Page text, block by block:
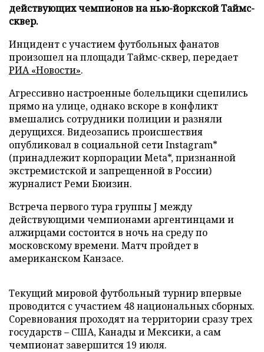
действующих чемпионов на нью-йоркской Таймс-
сквер.
Инцидент с участием футбольных фанатов
произошел на площади Таймс-сквер, передает
РИА «Новости».
Агрессивно настроенные болельщики сцепились
прямо на улице, однако вскоре в конфликт
вмешались сотрудники полиции и разняли
дерущихся. Видеозапись происшествия
опубликовал в социальной сети Instagram*
(принадлежит корпорации Meta*, признанной
экстремистской и запрещенной в России)
журналист Реми Бюизин.
Встреча первого тура группы J между
действующими чемпионами аргентинцами и
алжирцами состоится в ночь на среду по
московскому времени. Матч пройдет в
американском Канзасе.
Текущий мировой футбольный турнир впервые
проводится с участием 48 национальных сборных.
Соревнования проходят на территории сразу трех
государств – США, Канады и Мексики, а сам
чемпионат завершится 19 июля.